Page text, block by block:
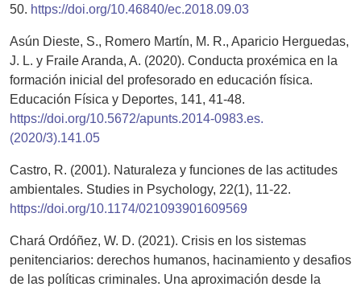
50. https://doi.org/10.46840/ec.2018.09.03
Asún Dieste, S., Romero Martín, M. R., Aparicio Herguedas,
J. L. y Fraile Aranda, A. (2020). Conducta proxémica en la
formación inicial del profesorado en educación física.
Educación Física y Deportes, 141, 41-48.
https://doi.org/10.5672/apunts.2014-0983.es.
(2020/3).141.05
Castro, R. (2001). Naturaleza y funciones de las actitudes
ambientales. Studies in Psychology, 22(1), 11-22.
https://doi.org/10.1174/021093901609569
Chará Ordóñez, W. D. (2021). Crisis en los sistemas
penitenciarios: derechos humanos, hacinamiento y desafios
de las políticas criminales. Una aproximación desde la